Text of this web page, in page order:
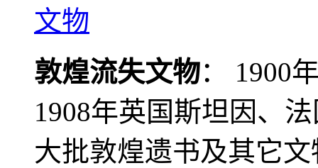
敦煌流失文物： 1900
1908年英国斯坦因、
大批敦煌遗书及其它